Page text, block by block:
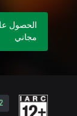
الحصول
مجاني